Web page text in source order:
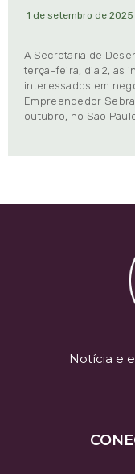
1 de setembro de 2025
A Secretaria de
terça-feira, dia 2, as
interessados em
Empreendedor
outubro, no São
Notícia e